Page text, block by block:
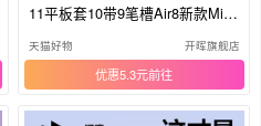
11平板套10带9笔槽Air8新款Mini
7苹果6防摔5电脑4第十代13寸20
26九2025配件12
天猫好物 开晖旗舰店
优惠5.3元